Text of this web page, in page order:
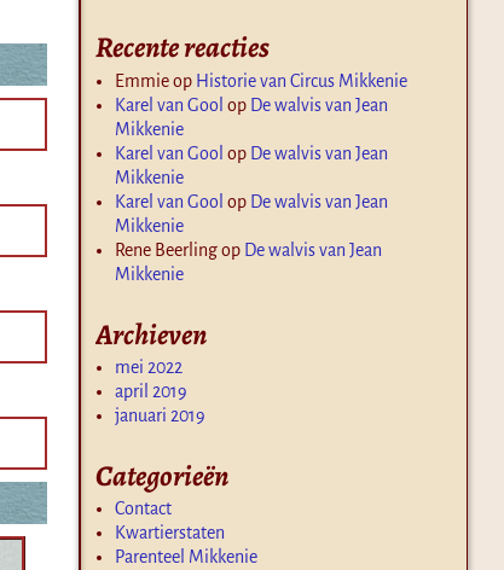
Recente reacties
Emmieop Historie van Circus Mikkenie
Karel van Gool op De walvis van Jean
Mikkenie
Karel van Gool op De walvis van Jean
Mikkenie
Karel van Gool op De walvis van Jean
Mikkenie
Rene Beerlingop De walvis van Jean
Mikkenie
Archieven
mei 2022
april 2019
januari 2019
Categorieën
Contact
Kwartierstaten
Parenteel Mikkenie